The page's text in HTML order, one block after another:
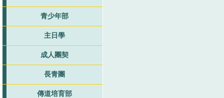
青少年部
主日學
成人團契
長青團
傳道培育部